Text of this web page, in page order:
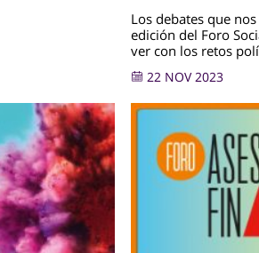
Los debates que
edición del Foro
ver con los retos
22 NOV 2023